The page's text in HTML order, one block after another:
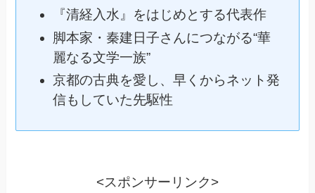
『清経入水』をはじめとする代表作
脚本家・秦建日子さんにつながる“華
麗なる文学一族”
京都の古典を愛し、早くからネット発
信もしていた先駆性
<スポンサーリンク>